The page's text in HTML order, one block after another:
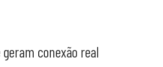
conexão real